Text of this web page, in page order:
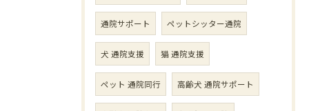
通院サポート ペットシッター通院
犬 通院支援 猫 通院支援
ペット 通院同行 高齢犬 通院サポート